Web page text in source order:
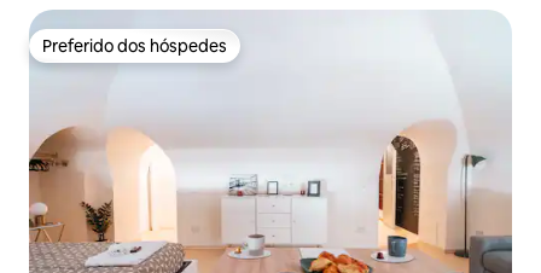
Preferido dos hóspedes
Preferido dos hóspedes